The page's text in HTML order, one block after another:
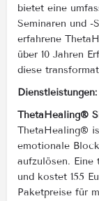
bietet eine
Seminaren und -
erfahrene
über 10 Jahren
diese
Dienstleistungen:
ThetaHealing®
ThetaHealing®
emotionale
aufzulösen. Eine
und kostet 155
Paketpreise für